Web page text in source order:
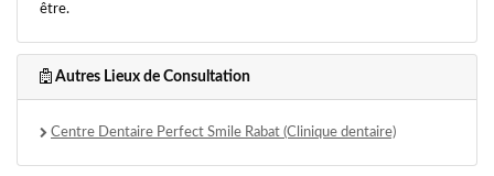
être.
Autres Lieux de Consultation
Centre Dentaire Perfect Smile Rabat (Clinique dentaire)